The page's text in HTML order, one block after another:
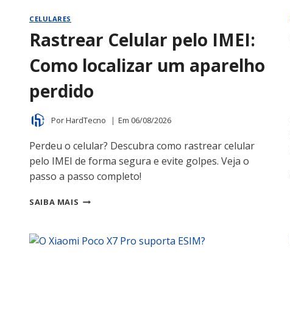
CELULARES
Rastrear Celular pelo IMEI:
Como localizar um aparelho
perdido
PorHardTecno Em 06/08/2026
Perdeu o celular? Descubra como rastrear celular
pelo IMEI de forma segura e evite golpes. Veja o
passo a passo completo!
SAIBA MAIS RASTREAR
IMEI:
COMO